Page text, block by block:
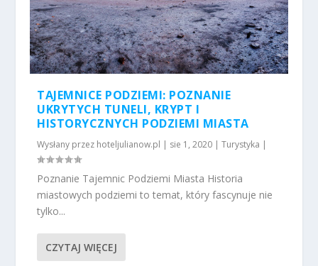
TAJEMNICE PODZIEMI: POZNANIE
UKRYTYCH TUNELI, KRYPT I
HISTORYCZNYCH PODZIEMI MIASTA
Wysłany przez hoteljulianow.pl | sie 1, 2020 |Turystyka |
Poznanie Tajemnic Podziemi Miasta Historia
miastowych podziemi to temat, który fascynuje nie
tylko...
CZYTAJ WIĘCEJ